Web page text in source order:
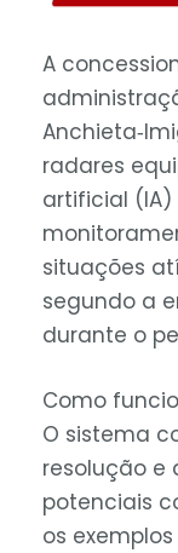
A
radares
artificial
situações
segundo a
durante o
Como
O sistema
resolução e
potenciais
os